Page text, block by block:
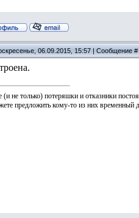
06.09.2015, 15:57 | Сообщение #
(и не только) потеряшки и отказники
предложить кому-то из них временный